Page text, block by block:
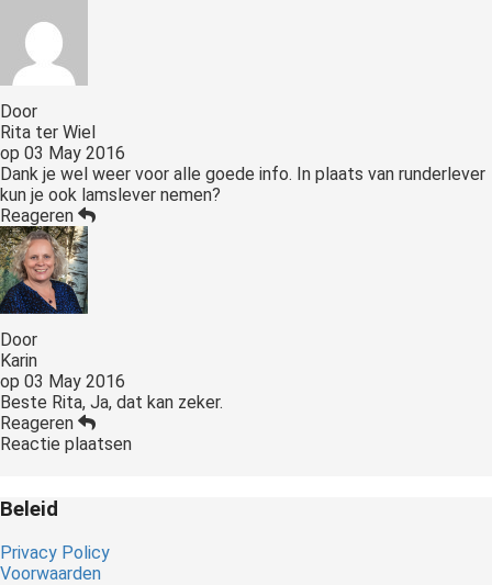
Door
Rita ter Wiel
op 03 May 2016
Dank je wel weer voor alle goede info. In plaats van runderlever
kun je ook lamslever nemen?
Reageren
Door
Karin
op 03 May 2016
Beste Rita, Ja, dat kan zeker.
Reageren
Reactie plaatsen
Beleid
Privacy Policy
Voorwaarden